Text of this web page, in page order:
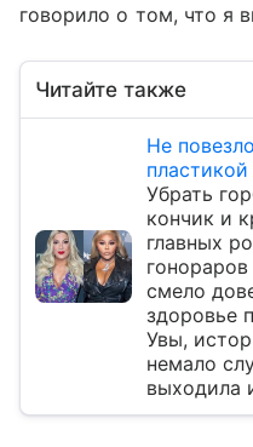
говорило о том, что я
Читайте также
Не
Убрать
кончик и
главных
смело
здоровье
Увы,
немало
выходила